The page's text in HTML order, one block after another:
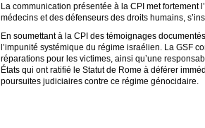
La communication présentée à la CPI met
médecins et des défenseurs des droits humains,
En soumettant à la CPI des témoignages
l’impunité systémique du régime israélien. La GSF
réparations pour les victimes, ainsi qu’une
États qui ont ratifié le Statut de Rome à déférer
poursuites judiciaires contre ce régime génocidaire.